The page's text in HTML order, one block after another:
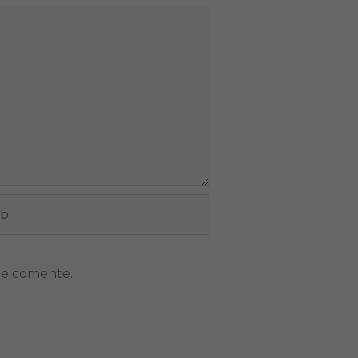
comente.